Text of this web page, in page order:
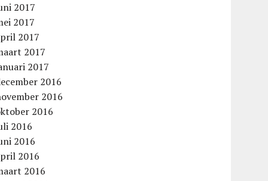
2017
2017
2017
2017
2017
2016
2016
2016
2016
2016
2016
2016